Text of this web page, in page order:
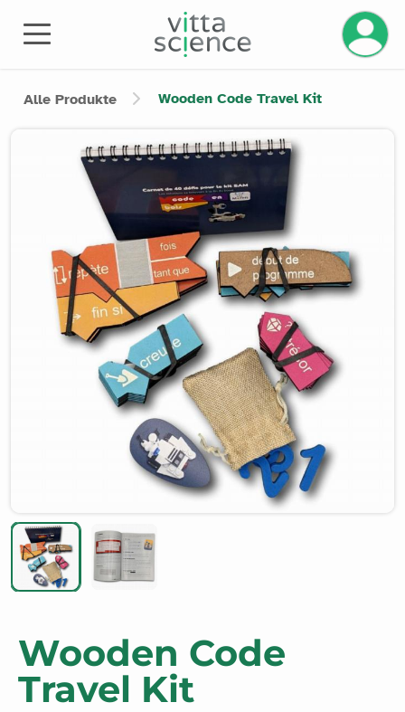
Ihr
Alle Produkte Wooden Code Travel Kit
Product image slider
Wooden Code
Travel Kit